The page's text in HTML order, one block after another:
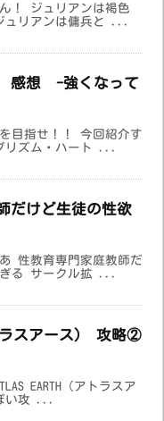
！ ジュリアンは褐色
ュリアンは傭兵と ...
感想 -強くなって
目指せ！！ 今回紹介す
リズム・ハート ...
だけど生徒の性欲
性教育専門家庭教師だ
ぎる サークル拡 ...
ラスアース） 攻略②
EARTH（アトラスア
い攻 ...